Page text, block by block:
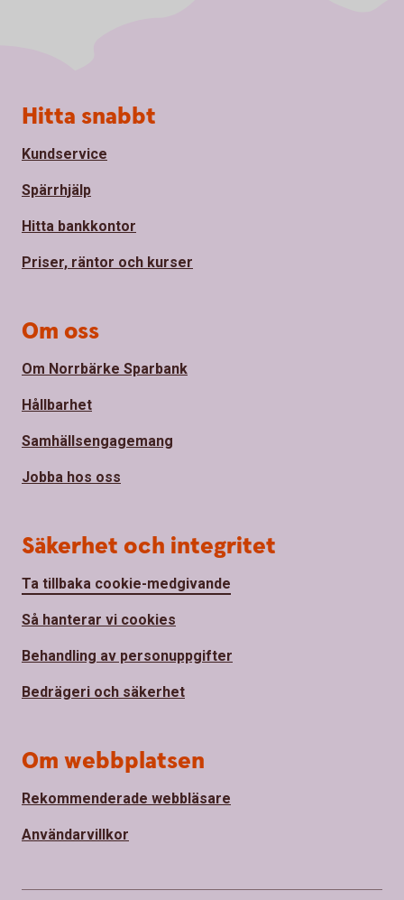
Sidfot
Hitta snabbt
Kundservice
Spärrhjälp
Hitta bankkontor
Priser, räntor och kurser
Om oss
Om Norrbärke Sparbank
Hållbarhet
Samhällsengagemang
Jobba hos oss
Säkerhet och integritet
Ta tillbaka cookie-medgivande
Så hanterar vi cookies
Behandling av personuppgifter
Bedrägeri och säkerhet
Om webbplatsen
Rekommenderade webbläsare
Användarvillkor